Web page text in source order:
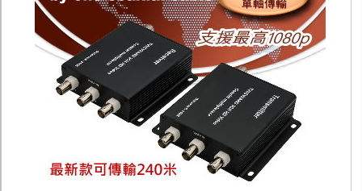
視訊轉換設備
雙絞線傳輸器
雜訊改善器
分配放大器
網路線用水晶頭
網路線
懶人線.同軸線.花線
線頭.插座.延長線.HDMI線
轉接頭
偽裝嚇阻假監視器. 警示防盜貼紙